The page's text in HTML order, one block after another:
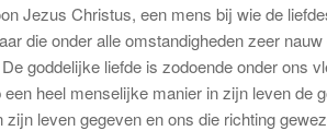
Jezus Christus, een mens bij wie de
die onder alle omstandigheden zeer
goddelijke liefde is zodoende onder ons
heel menselijke manier in zijn leven de
zijn leven gegeven en ons die richting